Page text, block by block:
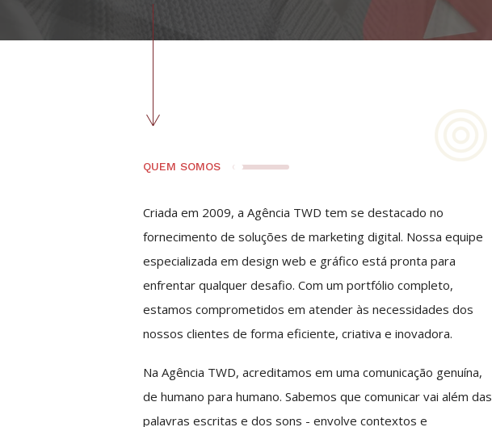
QUEM SOMOS
Criada em 2009, a Agência TWD tem se destacado no
fornecimento de soluções de marketing digital. Nossa equipe
especializada em design web e gráfico está pronta para
enfrentar qualquer desafio. Com um portfólio completo,
estamos comprometidos em atender às necessidades dos
nossos clientes de forma eficiente, criativa e inovadora.
Na Agência TWD, acreditamos em uma comunicação genuína,
de humano para humano. Sabemos que comunicar vai além das
palavras escritas e dos sons - envolve contextos e